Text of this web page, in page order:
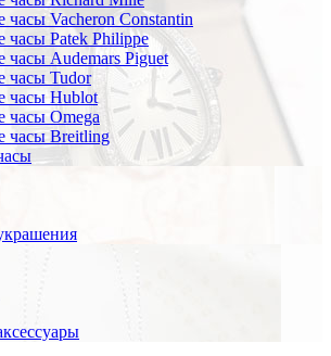
часы Vacheron Constantin
часы Patek Philippe
часы Audemars Piguet
часы Tudor
часы Hublot
часы Omega
часы Breitling